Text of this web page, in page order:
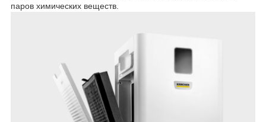
паров химических веществ.